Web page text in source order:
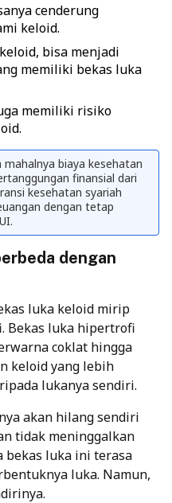
cenderung
keloid.
bisa menjadi
memiliki bekas luka
memiliki risiko
biaya kesehatan
finansial dari
kesehatan syariah
dengan tetap
dengan
luka keloid mirip
Bekas luka hipertrofi
coklat hingga
keloid yang lebih
lukanya sendiri.
akan hilang sendiri
tidak meninggalkan
bekas luka ini terasa
luka. Namun,